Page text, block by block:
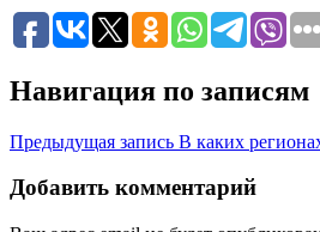
Навигация по записям
Предыдущая запись В каких
Добавить комментарий